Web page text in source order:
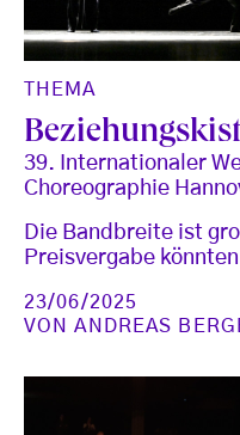
THEMA
39. Internationaler
Choreographie
Die Bandbreite ist
Preisvergabe
23/06/2025
VONANDREAS